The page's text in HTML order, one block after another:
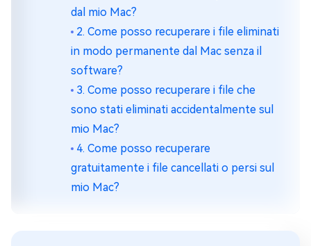
dal mio Mac?
2. Come posso recuperare i file eliminati
in modo permanente dal Mac senza il
software?
3. Come posso recuperare i file che
sono stati eliminati accidentalmente sul
mio Mac?
4. Come posso recuperare
gratuitamente i file cancellati o persi sul
mio Mac?